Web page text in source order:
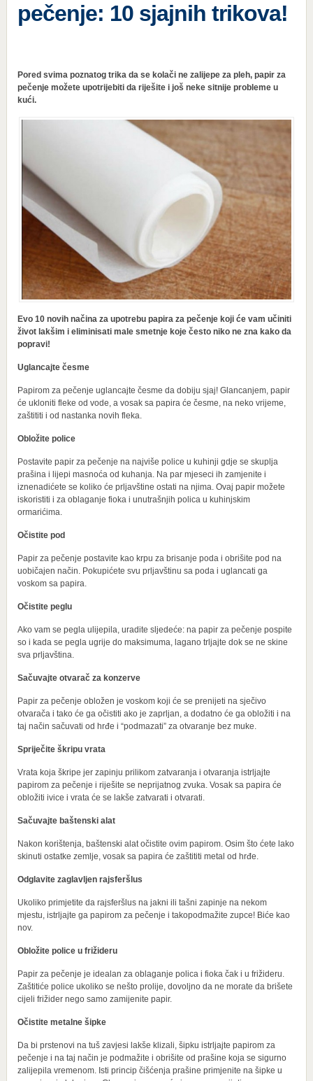
pečenje: 10 sjajnih trikova!
Pored svima poznatog trika da se kolači ne zalijepe za pleh, papir za
pečenje možete upotrijebiti da riješite i još neke sitnije probleme u
kući.
Evo 10 novih načina za upotrebu papira za pečenje koji će vam učiniti
život lakšim i eliminisati male smetnje koje često niko ne zna kako da
popravi!
Uglancajte česme
Papirom za pečenje uglancajte česme da dobiju sjaj! Glancanjem, papir
će ukloniti fleke od vode, a vosak sa papira će česme, na neko vrijeme,
zaštititi i od nastanka novih fleka.
Obložite police
Postavite papir za pečenje na najviše police u kuhinji gdje se skuplja
prašina i lijepi masnoća od kuhanja. Na par mjeseci ih zamjenite i
iznenadićete se koliko će prljavštine ostati na njima. Ovaj papir možete
iskoristiti i za oblaganje fioka i unutrašnjih polica u kuhinjskim
ormarićima.
Očistite pod
Papir za pečenje postavite kao krpu za brisanje poda i obrišite pod na
uobičajen način. Pokupićete svu prljavštinu sa poda i uglancati ga
voskom sa papira.
Očistite peglu
Ako vam se pegla ulijepila, uradite sljedeće: na papir za pečenje pospite
so i kada se pegla ugrije do maksimuma, lagano trljajte dok se ne skine
sva prljavština.
Sačuvajte otvarač za konzerve
Papir za pečenje obložen je voskom koji će se prenijeti na sječivo
otvarača i tako će ga očistiti ako je zaprljan, a dodatno će ga obložiti i na
taj način sačuvati od hrđe i “podmazati” za otvaranje bez muke.
Spriječite škripu vrata
Vrata koja škripe jer zapinju prilikom zatvaranja i otvaranja istrljajte
papirom za pečenje i riješite se neprijatnog zvuka. Vosak sa papira će
obložiti ivice i vrata će se lakše zatvarati i otvarati.
Sačuvajte baštenski alat
Nakon korištenja, baštenski alat očistite ovim papirom. Osim što ćete lako
skinuti ostatke zemlje, vosak sa papira će zaštititi metal od hrđe.
Odglavite zaglavljen rajsferšlus
Ukoliko primjetite da rajsferšlus na jakni ili tašni zapinje na nekom
mjestu, istrljajte ga papirom za pečenje i takopodmažite zupce! Biće kao
nov.
Obložite police u frižideru
Papir za pečenje je idealan za oblaganje polica i fioka čak i u frižideru.
Zaštitiće police ukoliko se nešto prolije, dovoljno da ne morate da brišete
cijeli frižider nego samo zamijenite papir.
Očistite metalne šipke
Da bi prstenovi na tuš zavjesi lakše klizali, šipku istrljajte papirom za
pečenje i na taj način je podmažite i obrišite od prašine koja se sigurno
zalijepila vremenom. Isti princip čišćenja prašine primjenite na šipke u